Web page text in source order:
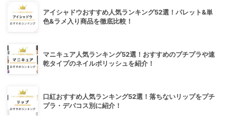
アイシャドウおすすめ人気ランキング52選！パレット&単
色&ラメ入り商品を徹底比較！
マニキュア人気ランキング52選！おすすめのプチプラや速
乾タイプのネイルポリッシュを紹介！
口紅おすすめ人気ランキング52選！落ちないリップをプチ
プラ・デパコス別に紹介！